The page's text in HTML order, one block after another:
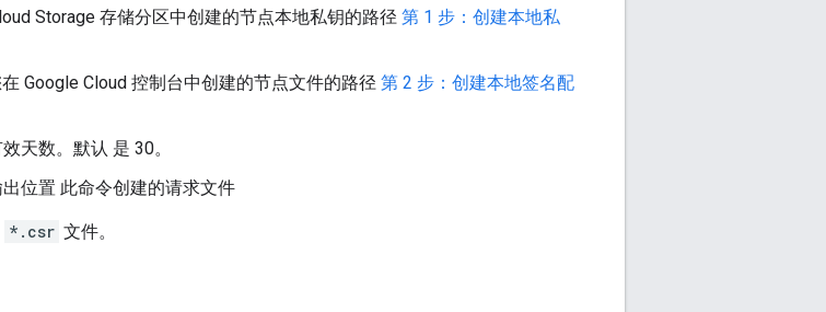
Storage 存储分区中创建的节点本地私钥的路径 第 1 步：创建本地私
Google Cloud 控制台中创建的节点文件的路径 第 2 步：创建本地签名配
天数。默认 是 30。
位置 此命令创建的请求文件
*.csr 文件。